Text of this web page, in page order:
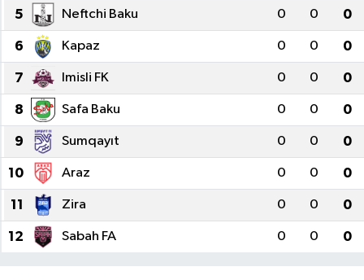
5 Neftchi Baku 0 0 0
6 Kapaz 0 0 0
7 Imisli FK 0 0 0
8 Safa Baku 0 0 0
9 Sumqayıt 0 0 0
10 Araz 0 0 0
11 Zira 0 0 0
12 Sabah FA 0 0 0
SPOR